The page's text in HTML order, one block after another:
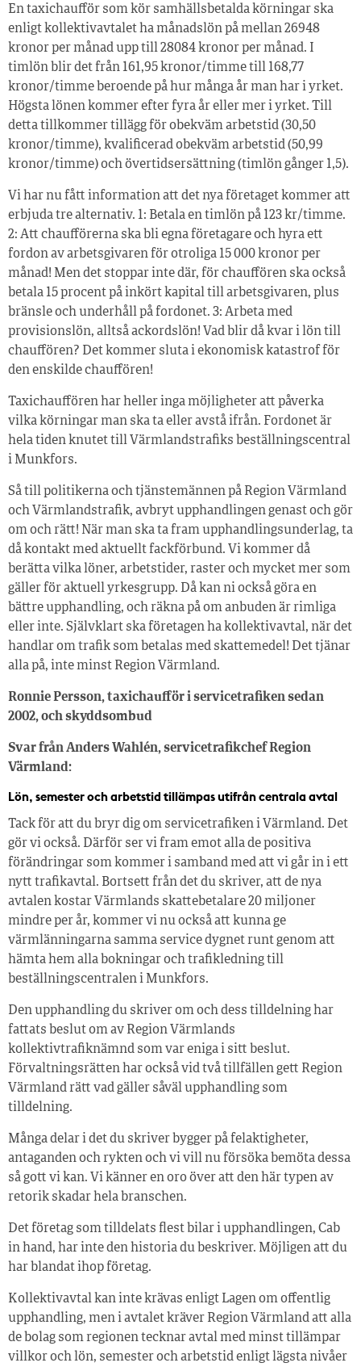
En taxichaufför som kör samhällsbetalda körningar ska
enligt kollektivavtalet ha månadslön på mellan 26948
kronor per månad upp till 28084 kronor per månad. I
timlön blir det från 161,95 kronor/timme till 168,77
kronor/timme beroende på hur många år man har i yrket.
Högsta lönen kommer efter fyra år eller mer i yrket. Till
detta tillkommer tillägg för obekväm arbetstid (30,50
kronor/timme), kvalificerad obekväm arbetstid (50,99
kronor/timme) och övertidsersättning (timlön gånger 1,5).
Vi har nu fått information att det nya företaget kommer att
erbjuda tre alternativ. 1: Betala en timlön på 123 kr/timme.
2: Att chaufförerna ska bli egna företagare och hyra ett
fordon av arbetsgivaren för otroliga 15 000 kronor per
månad! Men det stoppar inte där, för chauffören ska också
betala 15 procent på inkört kapital till arbetsgivaren, plus
bränsle och underhåll på fordonet. 3: Arbeta med
provisionslön, alltså ackordslön! Vad blir då kvar i lön till
chauffören? Det kommer sluta i ekonomisk katastrof för
den enskilde chauffören!
Taxichauffören har heller inga möjligheter att påverka
vilka körningar man ska ta eller avstå ifrån. Fordonet är
hela tiden knutet till Värmlandstrafiks beställningscentral
i Munkfors.
Så till politikerna och tjänstemännen på Region Värmland
och Värmlandstrafik, avbryt upphandlingen genast och gör
om och rätt! När man ska ta fram upphandlingsunderlag, ta
då kontakt med aktuellt fackförbund. Vi kommer då
berätta vilka löner, arbetstider, raster och mycket mer som
gäller för aktuell yrkesgrupp. Då kan ni också göra en
bättre upphandling, och räkna på om anbuden är rimliga
eller inte. Självklart ska företagen ha kollektivavtal, när det
handlar om trafik som betalas med skattemedel! Det tjänar
alla på, inte minst Region Värmland.
Ronnie Persson, taxichaufför i servicetrafiken sedan
2002, och skyddsombud
Svar från Anders Wahlén, servicetrafikchef Region
Värmland:
Lön, semester och arbetstid tillämpas utifrån centrala avtal
Tack för att du bryr dig om servicetrafiken i Värmland. Det
gör vi också. Därför ser vi fram emot alla de positiva
förändringar som kommer i samband med att vi går in i ett
nytt trafikavtal. Bortsett från det du skriver, att de nya
avtalen kostar Värmlands skattebetalare 20 miljoner
mindre per år, kommer vi nu också att kunna ge
värmlänningarna samma service dygnet runt genom att
hämta hem alla bokningar och trafikledning till
beställningscentralen i Munkfors.
Den upphandling du skriver om och dess tilldelning har
fattats beslut om av Region Värmlands
kollektivtrafiknämnd som var eniga i sitt beslut.
Förvaltningsrätten har också vid två tillfällen gett Region
Värmland rätt vad gäller såväl upphandling som
tilldelning.
Många delar i det du skriver bygger på felaktigheter,
antaganden och rykten och vi vill nu försöka bemöta dessa
så gott vi kan. Vi känner en oro över att den här typen av
retorik skadar hela branschen.
Det företag som tilldelats flest bilar i upphandlingen, Cab
in hand, har inte den historia du beskriver. Möjligen att du
har blandat ihop företag.
Kollektivavtal kan inte krävas enligt Lagen om offentlig
upphandling, men i avtalet kräver Region Värmland att alla
de bolag som regionen tecknar avtal med minst tillämpar
villkor och lön, semester och arbetstid enligt lägsta nivåer